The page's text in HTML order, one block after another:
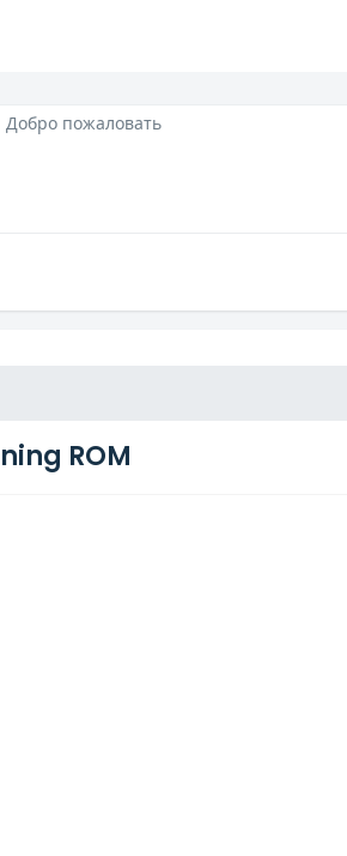
Добро пожаловать
ROM